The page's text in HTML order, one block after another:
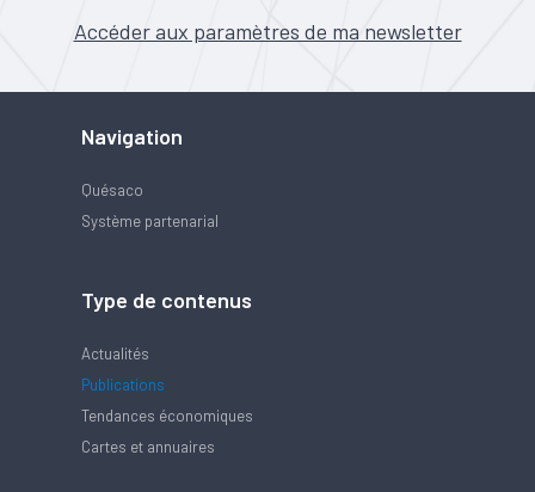
Accéder aux paramètres de ma newsletter
Navigation
Quésaco
Système partenarial
Type de contenus
Actualités
Publications
Tendances économiques
Cartes et annuaires